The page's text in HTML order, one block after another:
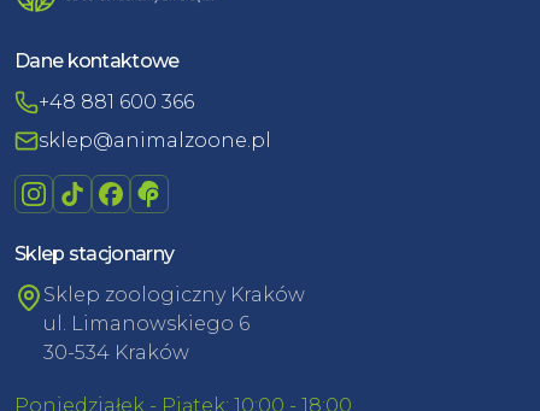
Dane kontaktowe
+48 881 600 366
sklep@animalzoone.pl
Sklep stacjonarny
Sklep zoologiczny Kraków
ul. Limanowskiego 6
30-534 Kraków
Poniedziałek - Piątek: 10:00 - 18:00